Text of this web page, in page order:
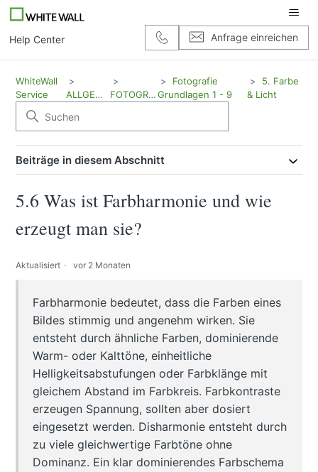
Help Center Anfrage einreichen
WhiteWall
Service
ALLGEMEIN FOTOGRAFIE
Fotografie
Grundlagen 1 - 9
5. Farbe
& Licht
Beiträge in diesem Abschnitt
5.6 Was ist Farbharmonie und wie
erzeugt man sie?
Aktualisiert vor 2 Monaten
Farbharmonie bedeutet, dass die Farben eines
Bildes stimmig und angenehm wirken. Sie
entsteht durch ähnliche Farben, dominierende
Warm- oder Kalttöne, einheitliche
Helligkeitsabstufungen oder Farbklänge mit
gleichem Abstand im Farbkreis. Farbkontraste
erzeugen Spannung, sollten aber dosiert
eingesetzt werden. Disharmonie entsteht durch
zu viele gleichwertige Farbtöne ohne
Dominanz. Ein klar dominierendes Farbschema